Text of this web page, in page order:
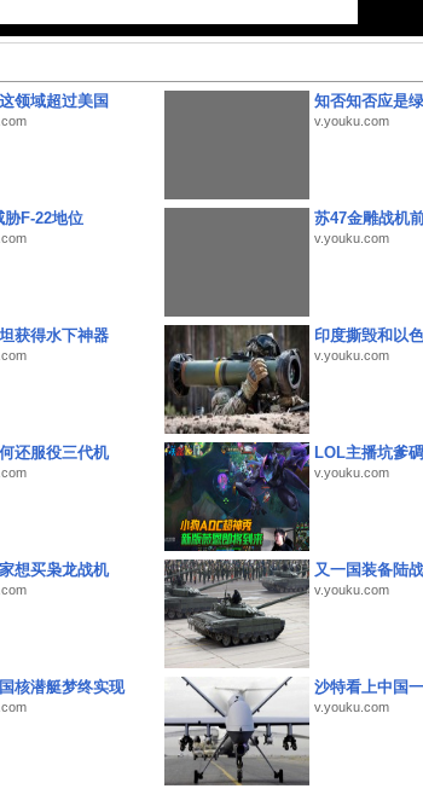
领域超过美国 知否知否应是
v.youku.com
胁F-22地位 苏47金雕战机
v.youku.com
获得水下神器 印度撕毁和以
v.youku.com
还服役三代机 LOL主播坑爹
v.youku.com
想买枭龙战机 又一国装备陆
v.youku.com
核潜艇梦终实现 沙特看上中国
v.youku.com